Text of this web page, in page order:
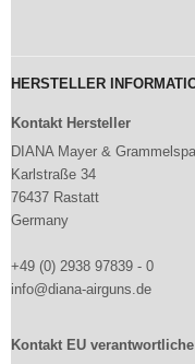
HERSTELLER
Kontakt Hersteller
DIANA Mayer &
Karlstraße 34
76437 Rastatt
Germany
+49 (0) 2938 97839 - 0
info@diana-airguns.de
Kontakt EU